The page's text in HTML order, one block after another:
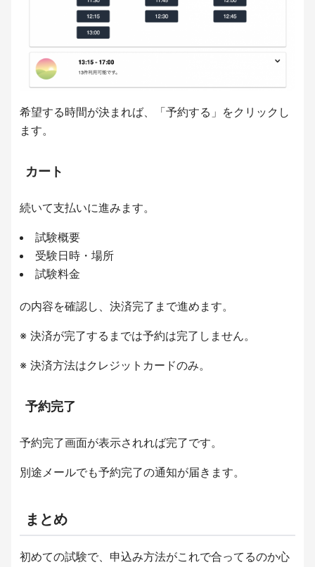
希望する時間が決まれば、「予約する」をクリックし
ます。
カート
続いて支払いに進みます。
試験概要
受験日時・場所
試験料金
の内容を確認し、決済完了まで進めます。
※ 決済が完了するまでは予約は完了しません。
※ 決済方法はクレジットカードのみ。
予約完了
予約完了画面が表示されれば完了です。
別途メールでも予約完了の通知が届きます。
まとめ
初めての試験で、申込み方法がこれで合ってるのか心